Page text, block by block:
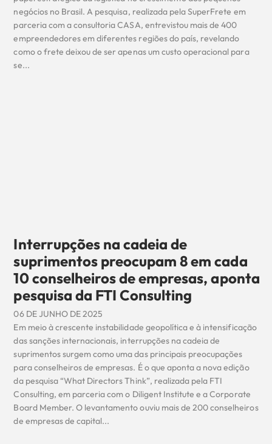
negócios no Brasil. A pesquisa, realizada pela SuperFrete em
parceria com a consultoria CASA, entrevistou mais de 400
empreendedores em diferentes regiões do país, revelando
como o frete deixou de ser apenas um custo operacional para
se...
Interrupções na cadeia de
suprimentos preocupam 8 em cada
10 conselheiros de empresas, aponta
pesquisa da FTI Consulting
06 DE JUNHO DE 2025
Em meio à crescente instabilidade geopolítica e à intensificação
das sanções internacionais, interrupções na cadeia de
suprimentos surgem como uma das principais preocupações
para conselheiros de empresas. É o que aponta a nova edição
da pesquisa “What Directors Think”, realizada pela FTI
Consulting, em parceria com o Diligent Institute e a Corporate
Board Member. O levantamento ouviu mais de 200 conselheiros
de empresas de capital...